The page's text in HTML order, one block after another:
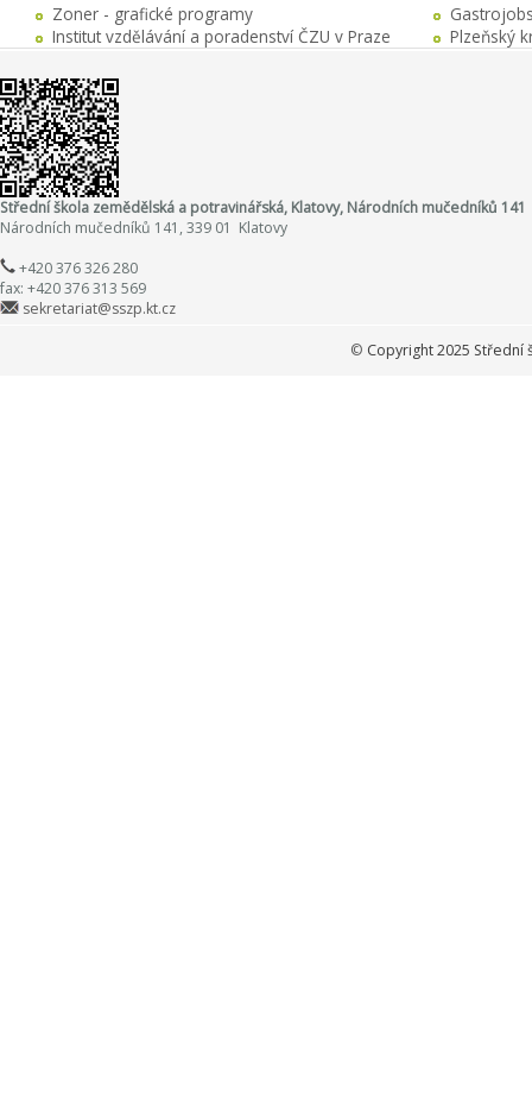
Zoner - grafické programy
Institut vzdělávání a poradenství ČZU v Praze
Plzeňský
Střední škola zemědělská a potravinářská, Klatovy, Národních mučedníků 141
Národních mučedníků 141, 339 01 Klatovy
+420 376 326 280
fax: +420 376 313 569
sekretariat@sszp.kt.cz
© Copyright 2025 Střední